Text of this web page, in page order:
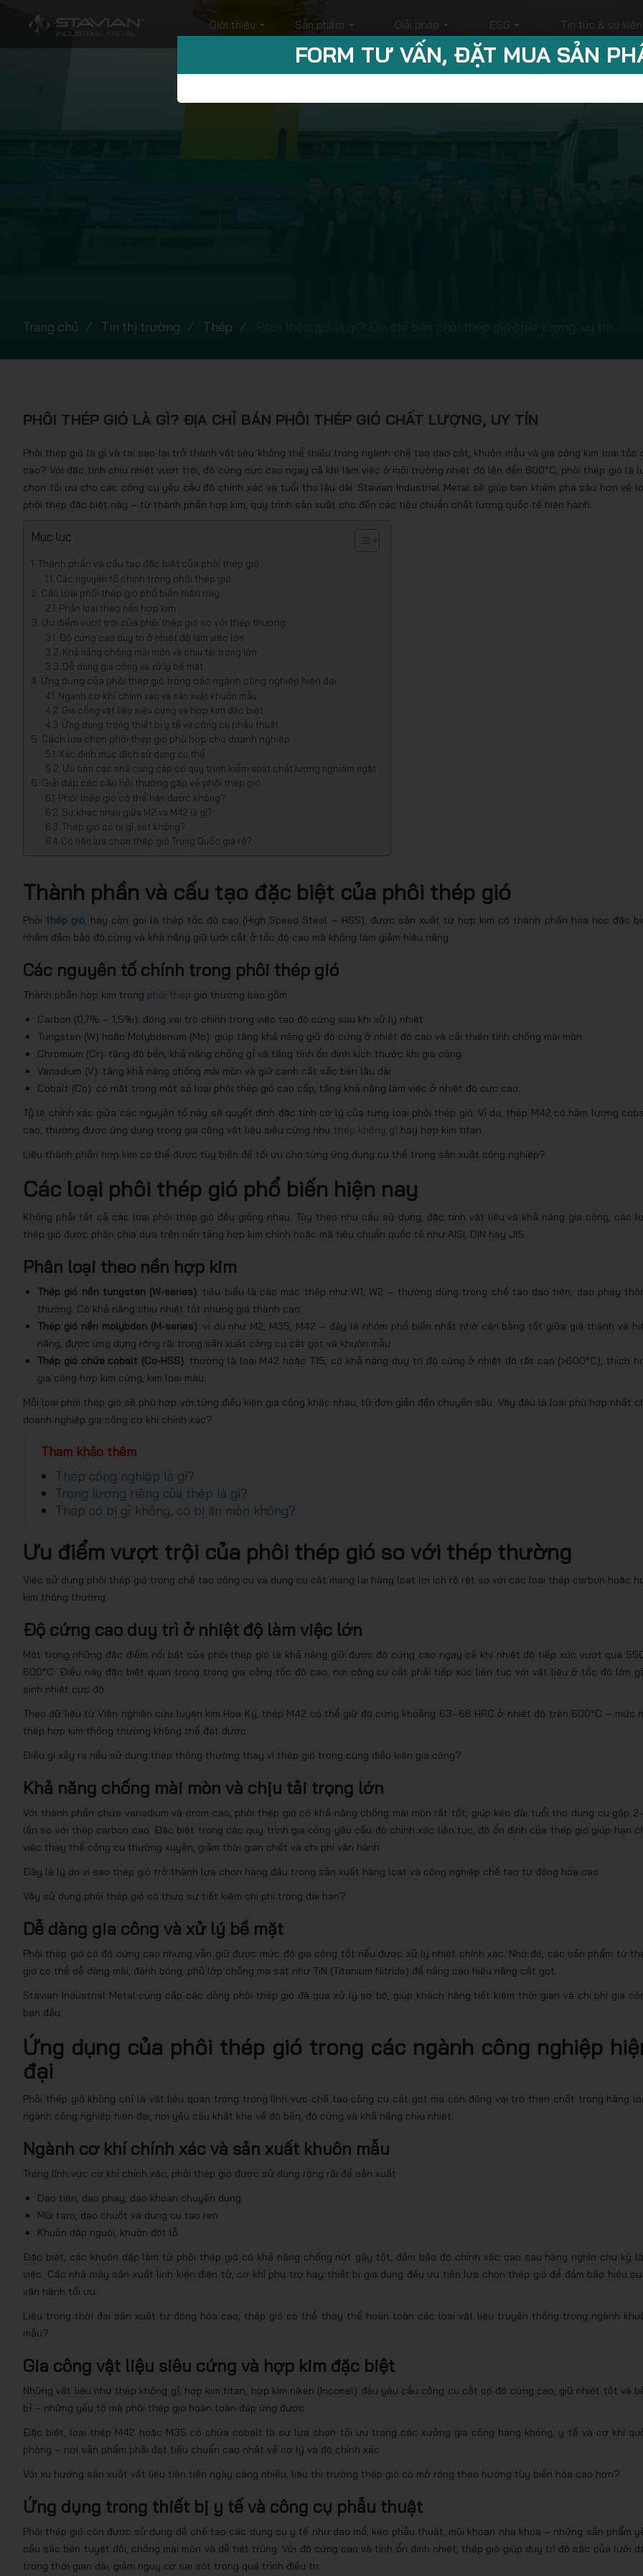
Giới thiệu Sản phẩm Giải pháp ESG Tin tức & sự kiện
Trang chủ Tin thị trường Thép
PHÔI THÉP GIÓ LÀ GÌ? ĐỊA CHỈ BÁN PHÔI THÉP GIÓ CHẤT LƯỢNG, UY TÍN
Phôi thép gió là gì và tại sao lại trở thành vật liệu không thể thiếu trong ngành chế tạo dao cắt, khuôn mẫu và gia công kim loại tốc
cao? Với đặc tính chịu nhiệt vượt trội, độ cứng cực cao ngay cả khi làm việc ở môi trường nhiệt độ lên đến 600°C, phôi thép gió là
chọn tối ưu cho các công cụ yêu cầu độ chính xác và tuổi thọ lâu dài. Stavian Industrial Metal sẽ giúp bạn khám phá sâu hơn về
phôi thép đặc biệt này – từ thành phần hợp kim, quy trình sản xuất cho đến các tiêu chuẩn chất lượng quốc tế hiện hành.
Mục lục
Thành phần và cấu tạo đặc biệt của phôi thép gió
Các nguyên tố chính trong phôi thép gió
Các loại phôi thép gió phổ biến hiện nay
Phân loại theo nền hợp kim
Ưu điểm vượt trội của phôi thép gió so với thép thường
Độ cứng cao duy trì ở nhiệt độ làm việc lớn
Khả năng chống mài mòn và chịu tải trọng lớn
Dễ dàng gia công và xử lý bề mặt
Ứng dụng của phôi thép gió trong các ngành công nghiệp hiện đại
Ngành cơ khí chính xác và sản xuất khuôn mẫu
Gia công vật liệu siêu cứng và hợp kim đặc biệt
Ứng dụng trong thiết bị y tế và công cụ phẫu thuật
Cách lựa chọn phôi thép gió phù hợp cho doanh nghiệp
Xác định mục đích sử dụng cụ thể
Ưu tiên các nhà cung cấp có quy trình kiểm soát chất lượng nghiêm ngặt
Giải đáp các câu hỏi thường gặp về phôi thép gió
Phôi thép gió có thể hàn được không?
Sự khác nhau giữa M2 và M42 là gì?
Thép gió có bị gỉ sét không?
Có nên lựa chọn thép gió Trung Quốc giá rẻ?
Thành phần và cấu tạo đặc biệt của phôi thép gió
Phôi thép gió, hay còn gọi là thép tốc độ cao (High Speed Steel – HSS), được sản xuất từ hợp kim có thành phần hóa học đặc
nhằm đảm bảo độ cứng và khả năng giữ lưỡi cắt ở tốc độ cao mà không làm giảm hiệu năng.
Các nguyên tố chính trong phôi thép gió
Thành phần hợp kim trong phôi thép gió thường bao gồm:
Carbon (0,7% – 1,5%): đóng vai trò chính trong việc tạo độ cứng sau khi xử lý nhiệt.
Tungsten (W) hoặc Molybdenum (Mo): giúp tăng khả năng giữ độ cứng ở nhiệt độ cao và cải thiện tính chống mài mòn.
Chromium (Cr): tăng độ bền, khả năng chống gỉ và tăng tính ổn định kích thước khi gia công.
Vanadium (V): tăng khả năng chống mài mòn và giữ cạnh cắt sắc bén lâu dài.
Cobalt (Co): có mặt trong một số loại phôi thép gió cao cấp, tăng khả năng làm việc ở nhiệt độ cực cao.
Tỷ lệ chính xác giữa các nguyên tố này sẽ quyết định đặc tính cơ lý của từng loại phôi thép gió. Ví dụ, thép M42 có hàm lượng
cao, thường được ứng dụng trong gia công vật liệu siêu cứng như thép không gỉ hay hợp kim titan.
Liệu thành phần hợp kim có thể được tùy biến để tối ưu cho từng ứng dụng cụ thể trong sản xuất công nghiệp?
Các loại phôi thép gió phổ biến hiện nay
Không phải tất cả các loại phôi thép gió đều giống nhau. Tùy theo nhu cầu sử dụng, đặc tính vật liệu và khả năng gia công, các
thép gió được phân chia dựa trên nền tảng hợp kim chính hoặc mã tiêu chuẩn quốc tế như AISI, DIN hay JIS.
Phân loại theo nền hợp kim
Thép gió nền tungsten (W-series): tiêu biểu là các mác thép như W1, W2 – thường dùng trong chế tạo dao tiện, dao phay
thường. Có khả năng chịu nhiệt tốt nhưng giá thành cao.
Thép gió nền molybden (M-series): ví dụ như M2, M35, M42 – đây là nhóm phổ biến nhất nhờ cân bằng tốt giữa giá thành và
năng, được ứng dụng rộng rãi trong sản xuất công cụ cắt gọt và khuôn mẫu.
Thép gió chứa cobalt (Co-HSS): thường là loại M42 hoặc T15, có khả năng duy trì độ cứng ở nhiệt độ rất cao (>600°C), thích
gia công hợp kim cứng, kim loại màu.
Mỗi loại phôi thép gió sẽ phù hợp với từng điều kiện gia công khác nhau, từ đơn giản đến chuyên sâu. Vậy đâu là loại phù hợp nhất
doanh nghiệp gia công cơ khí chính xác?
Tham khảo thêm
Thép công nghiệp là gì?
Trọng lượng riêng của thép là gì?
Thép có bị gỉ không, có bị ăn mòn không?
Ưu điểm vượt trội của phôi thép gió so với thép thường
Việc sử dụng phôi thép gió trong chế tạo công cụ và dụng cụ cắt mang lại hàng loạt lợi ích rõ rệt so với các loại thép carbon hoặc
kim thông thường.
Độ cứng cao duy trì ở nhiệt độ làm việc lớn
Một trong những đặc điểm nổi bật của phôi thép gió là khả năng giữ được độ cứng cao ngay cả khi nhiệt độ tiếp xúc vượt quá
600°C. Điều này đặc biệt quan trọng trong gia công tốc độ cao, nơi công cụ cắt phải tiếp xúc liên tục với vật liệu ở tốc độ lớn
sinh nhiệt cực độ.
Theo dữ liệu từ Viện nghiên cứu luyện kim Hoa Kỳ, thép M42 có thể giữ độ cứng khoảng 63–66 HRC ở nhiệt độ trên 600°C – mức
thép hợp kim thông thường không thể đạt được.
Điều gì xảy ra nếu sử dụng thép thông thường thay vì thép gió trong cùng điều kiện gia công?
Khả năng chống mài mòn và chịu tải trọng lớn
Với thành phần chứa vanadium và crom cao, phôi thép gió có khả năng chống mài mòn rất tốt, giúp kéo dài tuổi thọ dụng cụ gấp
lần so với thép carbon cao. Đặc biệt trong các quy trình gia công yêu cầu độ chính xác liên tục, độ ổn định của thép gió giúp hạn
việc thay thế công cụ thường xuyên, giảm thời gian chết và chi phí vận hành.
Đây là lý do vì sao thép gió trở thành lựa chọn hàng đầu trong sản xuất hàng loạt và công nghiệp chế tạo tự động hóa cao.
Vậy sử dụng phôi thép gió có thực sự tiết kiệm chi phí trong dài hạn?
Dễ dàng gia công và xử lý bề mặt
Phôi thép gió có độ cứng cao nhưng vẫn giữ được mức độ gia công tốt nếu được xử lý nhiệt chính xác. Nhờ đó, các sản phẩm từ
gió có thể dễ dàng mài, đánh bóng, phủ lớp chống ma sát như TiN (Titanium Nitride) để nâng cao hiệu năng cắt gọt.
Stavian Industrial Metal cung cấp các dòng phôi thép gió đã qua xử lý sơ bộ, giúp khách hàng tiết kiệm thời gian và chi phí gia
ban đầu.
Ứng dụng của phôi thép gió trong các ngành công nghiệp
đại
Phôi thép gió không chỉ là vật liệu quan trọng trong lĩnh vực chế tạo công cụ cắt gọt mà còn đóng vai trò then chốt trong hàng
ngành công nghiệp hiện đại, nơi yêu cầu khắt khe về độ bền, độ cứng và khả năng chịu nhiệt.
Ngành cơ khí chính xác và sản xuất khuôn mẫu
Trong lĩnh vực cơ khí chính xác, phôi thép gió được sử dụng rộng rãi để sản xuất:
Dao tiện, dao phay, dao khoan chuyên dụng
Mũi taro, dao chuốt và dụng cụ tạo ren
Khuôn dập nguội, khuôn đột lỗ
Đặc biệt, các khuôn dập làm từ phôi thép gió có khả năng chống nứt gãy tốt, đảm bảo độ chính xác cao sau hàng nghìn chu kỳ
việc. Các nhà máy sản xuất linh kiện điện tử, cơ khí phụ trợ hay thiết bị gia dụng đều ưu tiên lựa chọn thép gió để đảm bảo hiệu
vận hành tối ưu.
Liệu trong thời đại sản xuất tự động hóa cao, thép gió có thể thay thế hoàn toàn các loại vật liệu truyền thống trong ngành
mẫu?
Gia công vật liệu siêu cứng và hợp kim đặc biệt
Những vật liệu như thép không gỉ, hợp kim titan, hợp kim niken (Inconel) đều yêu cầu công cụ cắt có độ cứng cao, giữ nhiệt tốt và
bỉ – những yếu tố mà phôi thép gió hoàn toàn đáp ứng được.
Đặc biệt, loại thép M42 hoặc M35 có chứa cobalt là sự lựa chọn tối ưu trong các xưởng gia công hàng không, y tế và cơ khí
phòng – nơi sản phẩm phải đạt tiêu chuẩn cao nhất về cơ lý và độ chính xác.
Với xu hướng sản xuất vật liệu tiên tiến ngày càng nhiều, liệu thị trường thép gió có mở rộng theo hướng tùy biến hóa cao hơn?
Ứng dụng trong thiết bị y tế và công cụ phẫu thuật
Phôi thép gió còn được sử dụng để chế tạo các dụng cụ y tế như dao mổ, kéo phẫu thuật, mũi khoan nha khoa – những sản phẩm
cầu sắc bén tuyệt đối, chống mài mòn và dễ tiệt trùng. Với độ cứng cao và tính ổn định nhiệt, thép gió giúp duy trì độ sắc của lưỡi
trong thời gian dài, giảm nguy cơ sai sót trong quá trình điều trị.
FORM TƯ VẤN, ĐẶT MUA SẢN